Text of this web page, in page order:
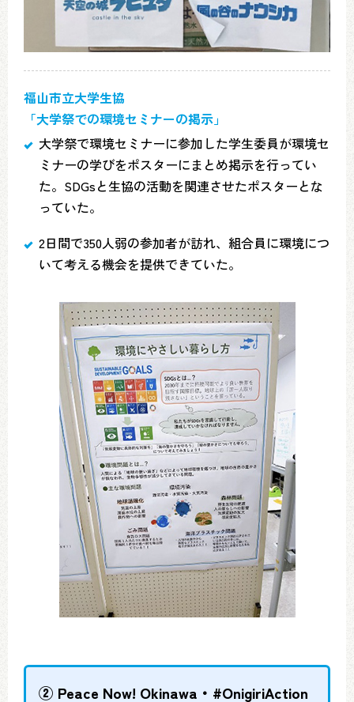
福山市立大学生協
「大学祭での環境セミナーの掲示」
大学祭で環境セミナーに参加した学生委員が環境セ
ミナーの学びをポスターにまとめ掲示を行ってい
た。SDGsと生協の活動を関連させたポスターとな
っていた。
2日間で350人弱の参加者が訪れ、組合員に環境につ
いて考える機会を提供できていた。
② Peace Now! Okinawa・#OnigiriAction